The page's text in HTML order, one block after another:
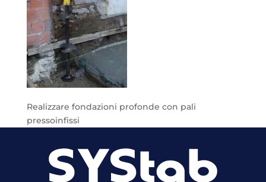
Realizzare fondazioni profonde con pali
pressoinfissi